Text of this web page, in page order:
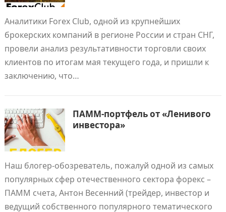
Аналитики Forex Club, одной из крупнейших
брокерских компаний в регионе России и стран СНГ,
провели анализ результативности торговли своих
клиентов по итогам мая текущего года, и пришли к
заключению, что…
ПАММ-портфель от «Ленивого
инвестора»
Наш блогер-обозреватель, пожалуй одной из самых
популярных сфер отечественного сектора форекс –
ПАММ счета, Антон Весенний (трейдер, инвестор и
ведущий собственного популярного тематического